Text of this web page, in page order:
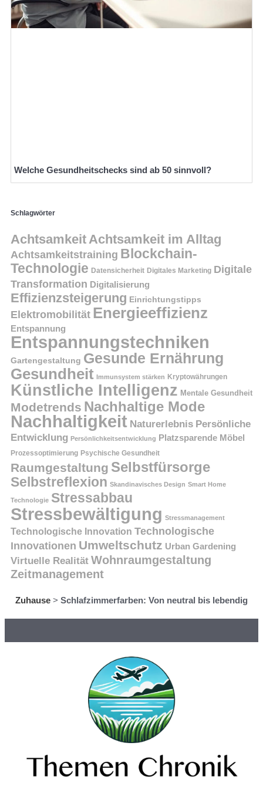
Welche Gesundheitschecks sind ab 50 sinnvoll?
Schlagwörter
AchtsamkeitAchtsamkeit im Alltag
Achtsamkeitstraining Blockchain-
Technologie Datensicherheit Digitales Marketing Digitale
Transformation Digitalisierung
Effizienzsteigerung Einrichtungstipps
Elektromobilität Energieeffizienz
Entspannung
Entspannungstechniken
Gartengestaltung Gesunde Ernährung
Gesundheit Immunsystem stärken Kryptowährungen
Künstliche Intelligenz Mentale Gesundheit
Modetrends Nachhaltige Mode
Nachhaltigkeit Naturerlebnis Persönliche
Entwicklung Persönlichkeitsentwicklung Platzsparende Möbel
Prozessoptimierung Psychische Gesundheit
Raumgestaltung Selbstfürsorge
Selbstreflexion Skandinavisches Design Smart Home
Technologie Stressabbau
Stressbewältigung Stressmanagement
Technologische Innovation Technologische
Innovationen Umweltschutz Urban Gardening
Virtuelle Realität Wohnraumgestaltung
Zeitmanagement
Zuhause > Schlafzimmerfarben: Von neutral bis lebendig